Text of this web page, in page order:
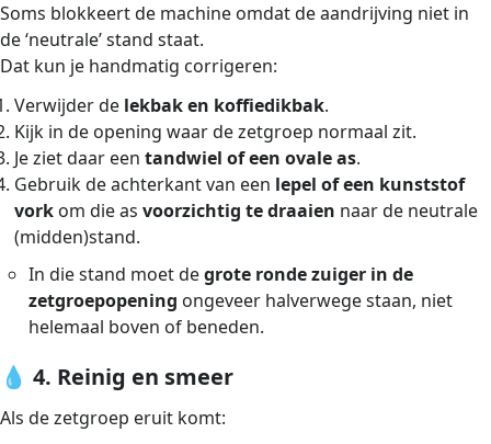
Soms blokkeert de machine omdat de aandrijving niet in
de ‘neutrale’ stand staat.
Dat kun je handmatig corrigeren:
Verwijder de lekbak en koffiedikbak.
Kijk in de opening waar de zetgroep normaal zit.
Je ziet daar eentandwiel of een ovale as.
Gebruik de achterkant van een lepel of een kunststof
vork om die asvoorzichtig te draaien naar de neutrale
(midden)stand.
In die stand moet degrote ronde zuiger in de
zetgroepopening ongeveer halverwege staan, niet
helemaal boven of beneden.
💧 4. Reinig en smeer
Als de zetgroep eruit komt: